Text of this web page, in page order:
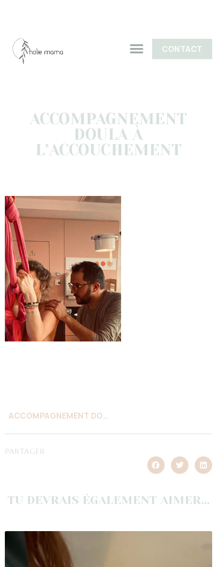
CONTACT
ACCOMPAGNEMENT
DOULA À
L’ACCOUCHEMENT
ACCOMPAGNEMENT DOULA POST-PARTUM LIÈGE — SOUTIEN MATRESCENCE ET NOUVEAU-NÉ
PARTAGER
TU DEVRAIS ÉGALEMENT AIMER...